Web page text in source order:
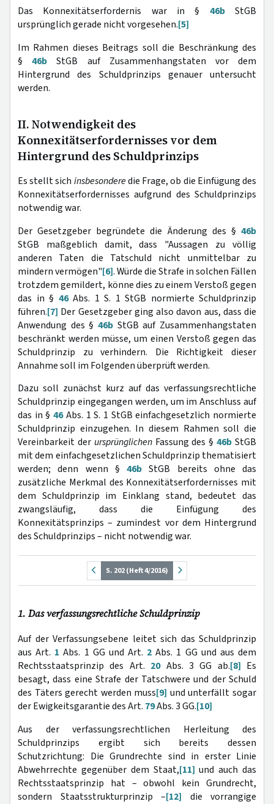
Das Konnexitätserfordernis war in § 46bStGB
ursprünglich gerade nicht vorgesehen.[5]
Im Rahmen dieses Beitrags soll die Beschränkung des
§46b StGB auf Zusammenhangstaten vor dem
Hintergrund des Schuldprinzips genauer untersucht
werden.
II. Notwendigkeit des
Konnexitätserfordernisses vor dem
Hintergrund des Schuldprinzips
Es stellt sich insbesonderedie Frage, ob die Einfügung des
Konnexitätserfordernisses aufgrund des Schuldprinzips
notwendig war.
Der Gesetzgeber begründete die Änderung des § 46b
StGB maßgeblich damit, dass "Aussagen zu völlig
anderen Taten die Tatschuld nicht unmittelbar zu
mindern vermögen"[6]. Würde die Strafe in solchen Fällen
trotzdem gemildert, könne dies zu einem Verstoß gegen
das in § 46Abs. 1 S. 1 StGB normierte Schuldprinzip
führen.[7] Der Gesetzgeber ging also davon aus, dass die
Anwendung des § 46b StGB auf Zusammenhangstaten
beschränkt werden müsse, um einen Verstoß gegen das
Schuldprinzip zu verhindern. Die Richtigkeit dieser
Annahme soll im Folgenden überprüft werden.
Dazu soll zunächst kurz auf das verfassungsrechtliche
Schuldprinzip eingegangen werden, um im Anschluss auf
das in §46Abs. 1 S. 1 StGB einfachgesetzlich normierte
Schuldprinzip einzugehen. In diesem Rahmen soll die
Vereinbarkeit der ursprünglichenFassung des §46b StGB
mit dem einfachgesetzlichen Schuldprinzip thematisiert
werden; denn wenn § 46b StGB bereits ohne das
zusätzliche Merkmal des Konnexitätserfordernisses mit
dem Schuldprinzip im Einklang stand, bedeutet das
zwangsläufig, dass die Einfügung des
Konnexitätsprinzips – zumindest vor dem Hintergrund
des Schuldprinzips – nicht notwendig war.
S. 202 (Heft 4/2016)
1. Das verfassungsrechtliche Schuldprinzip
Auf der Verfassungsebene leitet sich das Schuldprinzip
aus Art. 1 Abs. 1 GG und Art. 2 Abs. 1 GG und aus dem
Rechtsstaatsprinzip des Art. 20Abs. 3 GG ab.[8] Es
besagt, dass eine Strafe der Tatschwere und der Schuld
des Täters gerecht werden muss[9] und unterfällt sogar
der Ewigkeitsgarantie des Art. 79Abs. 3 GG.[10]
Aus der verfassungsrechtlichen Herleitung des
Schuldprinzips ergibt sich bereits dessen
Schutzrichtung: Die Grundrechte sind in erster Linie
Abwehrrechte gegenüber dem Staat,[11] und auch das
Rechtsstaatsprinzip hat – obwohl kein Grundrecht,
sondern Staatsstrukturprinzip –[12] die vorrangige